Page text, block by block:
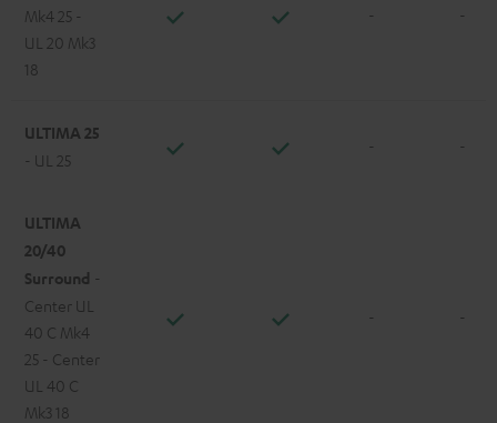
Mk4 25 -
UL 20 Mk3
18
- -
ULTIMA 25
- UL 25
- -
ULTIMA
20/40
Surround -
Center UL
40 C Mk4
25 - Center
UL 40 C
Mk3 18
- -